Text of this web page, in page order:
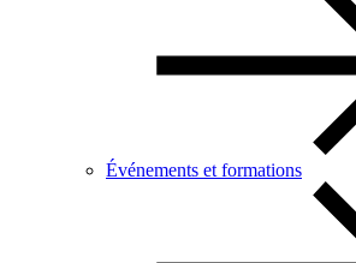
Événements et formations